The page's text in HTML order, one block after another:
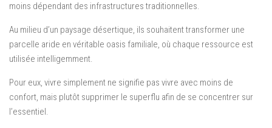
moins dépendant des infrastructures traditionnelles.
Au milieu d’un paysage désertique, ils souhaitent transformer une
parcelle aride en véritable oasis familiale, où chaque ressource est
utilisée intelligemment.
Pour eux, vivre simplement ne signifie pas vivre avec moins de
confort, mais plutôt supprimer le superflu afin de se concentrer sur
l’essentiel.